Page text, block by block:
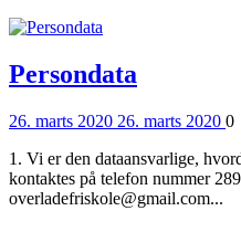
Persondata
Posted
26. marts 2020 26. marts 2020 0
1. Vi er den dataansvarlige,
kontaktes på telefon nummer
overladefriskole@gmail.com...